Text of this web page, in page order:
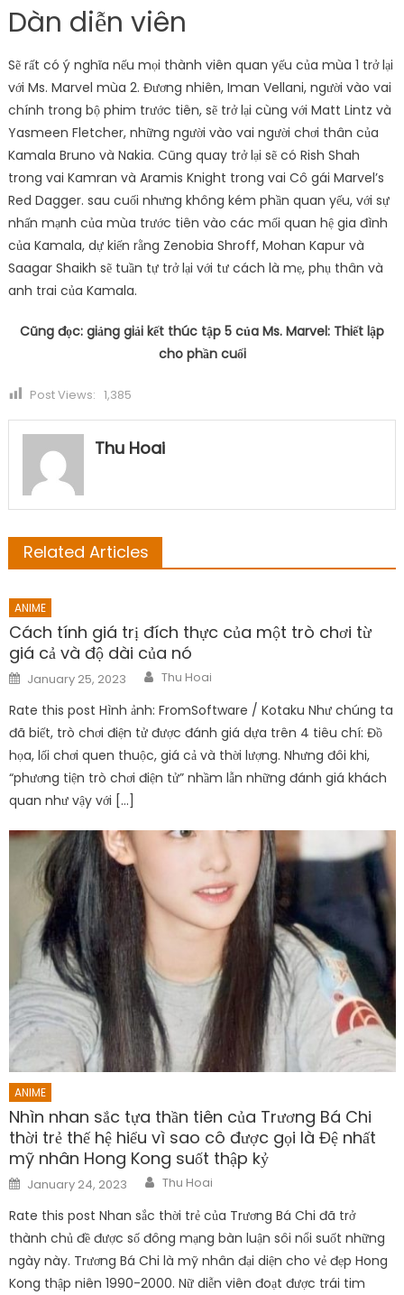
Dàn diễn viên
Sẽ rất có ý nghĩa nếu mọi thành viên quan yếu của mùa 1 trở lại
với Ms. Marvel mùa 2. Đương nhiên, Iman Vellani, người vào vai
chính trong bộ phim trước tiên, sẽ trở lại cùng với Matt Lintz và
Yasmeen Fletcher, những người vào vai người chơi thân của
Kamala Bruno và Nakia. Cũng quay trở lại sẽ có Rish Shah
trong vai Kamran và Aramis Knight trong vai Cô gái Marvel’s
Red Dagger. sau cuối nhưng không kém phần quan yếu, với sự
nhấn mạnh của mùa trước tiên vào các mối quan hệ gia đình
của Kamala, dự kiến ​​rằng Zenobia Shroff, Mohan Kapur và
Saagar Shaikh sẽ tuần tự trở lại với tư cách là mẹ, phụ thân và
anh trai của Kamala.
Cũng đọc: giảng giải kết thúc tập 5 của Ms. Marvel: Thiết lập
cho phần cuối
Post Views: 1,385
Thu Hoai
Related Articles
ANIME
Cách tính giá trị đích thực của một trò chơi từ
giá cả và độ dài của nó
Posted
on
January 25, 2023 Author
Thu Hoai
Rate this post Hình ảnh: FromSoftware / Kotaku Như chúng ta
đã biết, trò chơi điện tử được đánh giá dựa trên 4 tiêu chí: Đồ
họa, lối chơi quen thuộc, giá cả và thời lượng. Nhưng đôi khi,
“phương tiện trò chơi điện tử” nhầm lẫn những đánh giá khách
quan như vậy với […]
ANIME
Nhìn nhan sắc tựa thần tiên của Trương Bá Chi
thời trẻ thế hệ hiểu vì sao cô được gọi là Đệ nhất
mỹ nhân Hong Kong suốt thập kỷ
Posted
on
January 24, 2023 Author
Thu Hoai
Rate this post Nhan sắc thời trẻ của Trương Bá Chi đã trở
thành chủ đề được số đông mạng bàn luận sôi nổi suốt những
ngày này. Trương Bá Chi là mỹ nhân đại diện cho vẻ đẹp Hong
Kong thập niên 1990-2000. Nữ diễn viên đoạt được trái tim